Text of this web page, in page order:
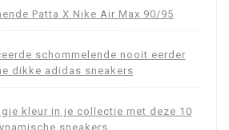
Patta X Nike Air Max 90/95
schommelende nooit eerder
dikke adidas sneakers
kleur in je collectie met deze 10
sneakers